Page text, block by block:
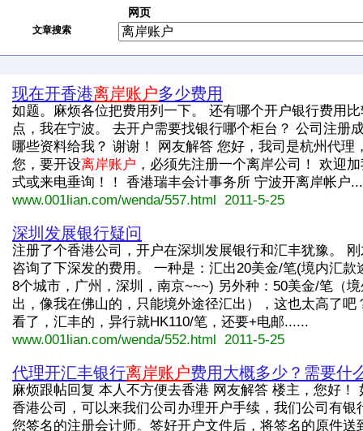
文章搜索
网页
现在开香港离岸账户多少费用
如题。麻烦各位把费用列一下。 还有哪个开户银行费用
点，我在宁波。 去开户需要找银行哪个柜台？ 公司注册
哪些资料给我？ 谢谢！ 网友解答 您好，我司是杭州代理
您，要开设离岸账户 ，必须先注册一个离岸公司！ 欢迎
式或来电垂询！！ 香港瑞丰会计事务所 宁波开离岸帐户
www.001lian.com/wenda/557.html 2011-5-25
深圳发展银行疑问
注册了个香港公司，开户在深圳发展银行和汇丰犹豫。
咨询了下深发的费用。 一种是：汇出20美金/笔(境内汇款
8个城市，广州，深圳，南京~~~) 另外种：50美金/笔（
出，像我在佛山的，只能境外途径汇出），这也太高了吧
看了，汇丰的，异行就HK110/笔，还要+电邮......
www.001lian.com/wenda/552.html 2011-5-25
代理开汇丰银行离岸账户费用大概多少？需要什
麻烦跟帖回复 本人不方便去香港 网友解答 楼主，您好！
香港公司，可以来我们公司办理开户手续，我们公司有银
您签名的注册会计师。签好开户文件后，将签名的原件送